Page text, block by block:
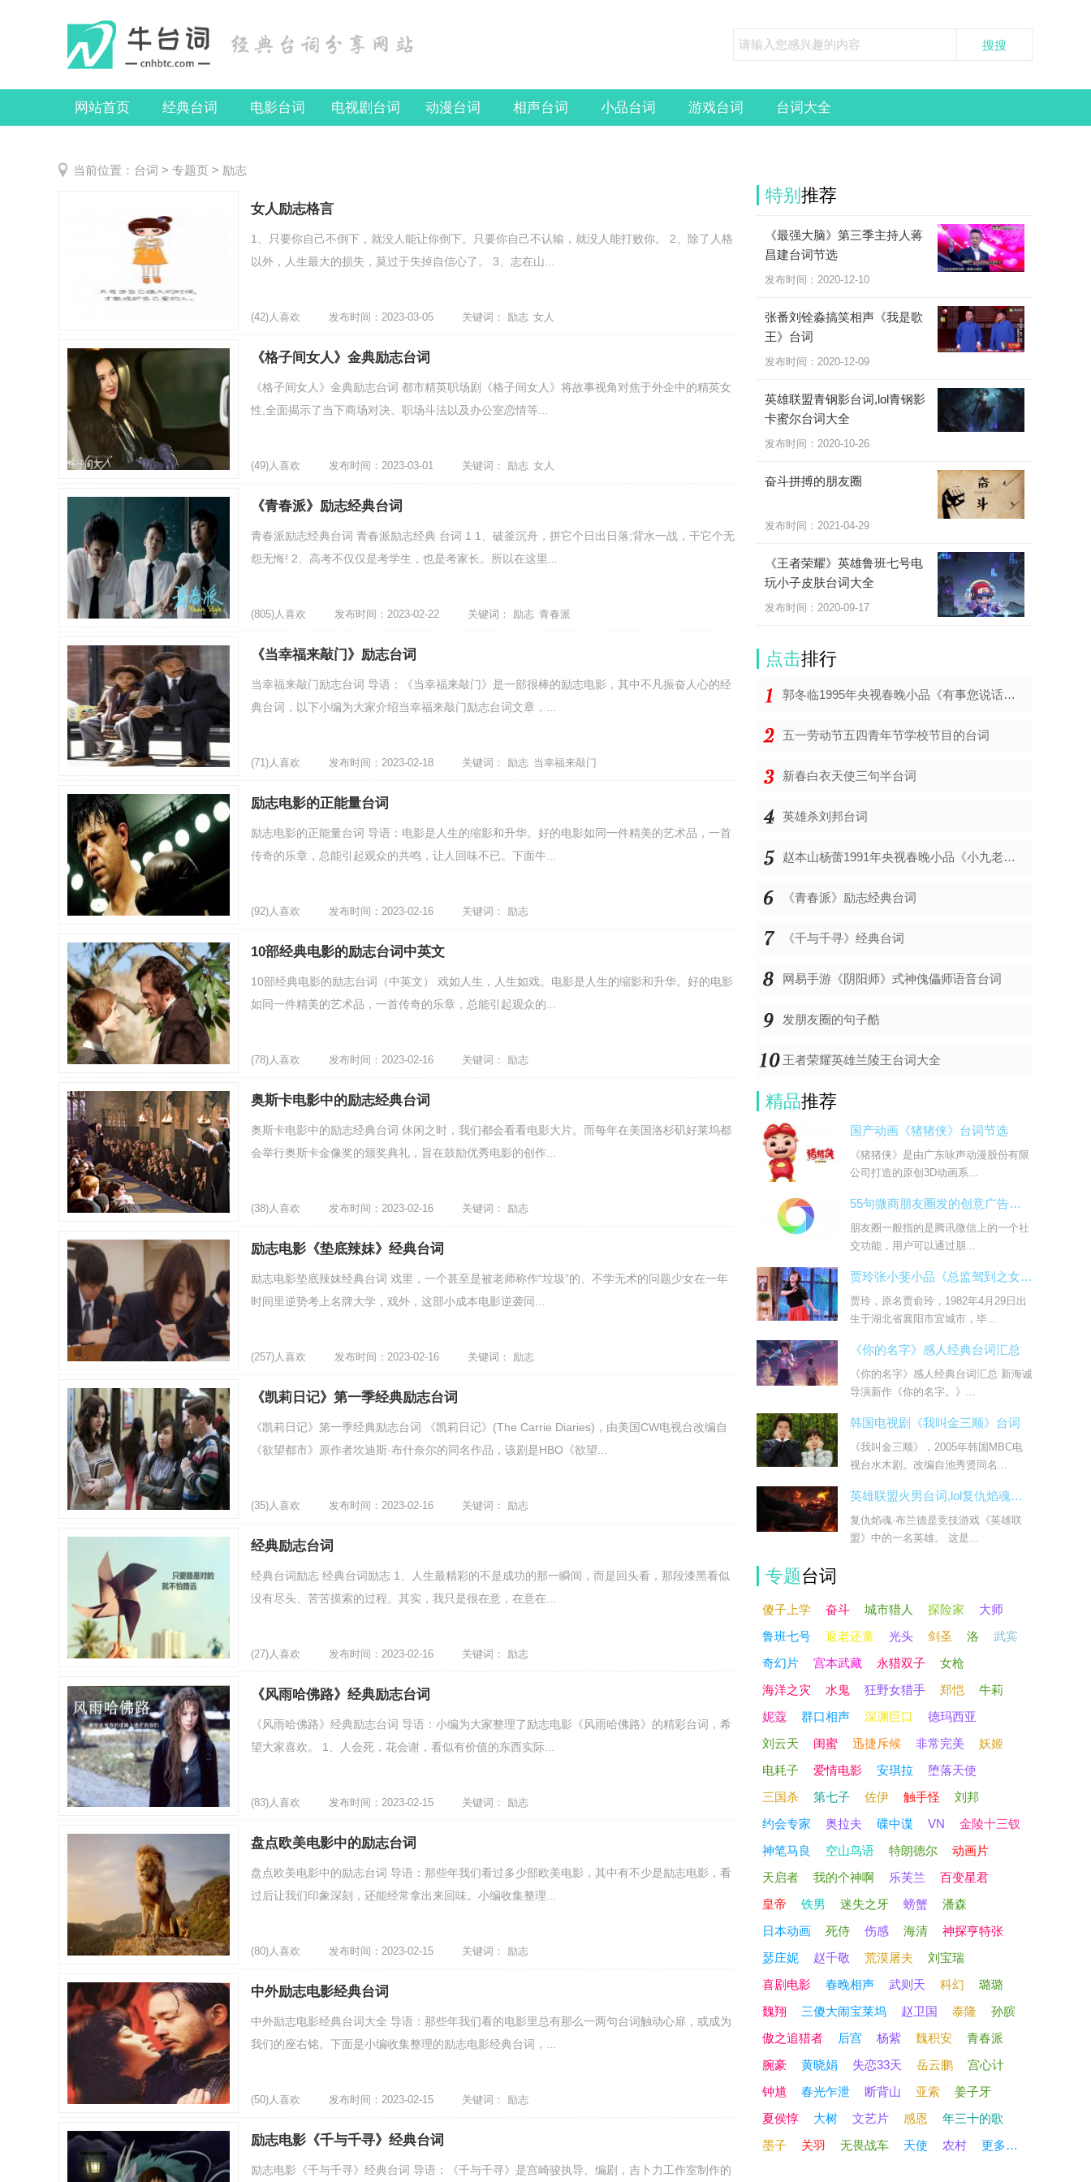
网站首页 经典台词 电影台词 电视剧台词 动漫台词 相声台词 小品台词 游戏台词 台词大全
当前位置： 台词 > 专题页 > 励志
女人励志格言
1、只要你自己不倒下，就没人能让你倒下。只要你自己不认输，就没人能打败你。 2、除了人格
以外，人生最大的损失，莫过于失掉自信心了。 3、志在山...
(42)人喜欢 发布时间：2023-03-05 关键词： 励志 女人
《格子间女人》金典励志台词
《格子间女人》金典励志台词 都市精英职场剧《格子间女人》将故事视角对焦于外企中的精英女
性,全面揭示了当下商场对决、职场斗法以及办公室恋情等...
(49)人喜欢 发布时间：2023-03-01 关键词： 励志 女人
《青春派》励志经典台词
青春派励志经典台词 青春派励志经典 台词 1 1、破釜沉舟，拼它个日出日落;背水一战，干它个无
怨无悔! 2、高考不仅仅是考学生，也是考家长。所以在这里...
(805)人喜欢 发布时间：2023-02-22 关键词： 励志 青春派
《当幸福来敲门》励志台词
当幸福来敲门励志台词 导语：《当幸福来敲门》是一部很棒的励志电影，其中不凡振奋人心的经
典台词，以下小编为大家介绍当幸福来敲门励志台词文章，...
(71)人喜欢 发布时间：2023-02-18 关键词： 励志 当幸福来敲门
励志电影的正能量台词
励志电影的正能量台词 导语：电影是人生的缩影和升华。好的电影如同一件精美的艺术品，一首
传奇的乐章，总能引起观众的共鸣，让人回味不已。下面牛...
(92)人喜欢 发布时间：2023-02-16 关键词： 励志
10部经典电影的励志台词中英文
10部经典电影的励志台词（中英文） 戏如人生，人生如戏。电影是人生的缩影和升华。好的电影
如同一件精美的艺术品，一首传奇的乐章，总能引起观众的...
(78)人喜欢 发布时间：2023-02-16 关键词： 励志
奥斯卡电影中的励志经典台词
奥斯卡电影中的励志经典台词 休闲之时，我们都会看看电影大片。而每年在美国洛杉矶好莱坞都
会举行奥斯卡金像奖的颁奖典礼，旨在鼓励优秀电影的创作...
(38)人喜欢 发布时间：2023-02-16 关键词： 励志
励志电影《垫底辣妹》经典台词
励志电影垫底辣妹经典台词 戏里，一个甚至是被老师称作“垃圾”的、不学无术的问题少女在一年
时间里逆势考上名牌大学，戏外，这部小成本电影逆袭同...
(257)人喜欢 发布时间：2023-02-16 关键词： 励志
《凯莉日记》第一季经典励志台词
《凯莉日记》第一季经典励志台词 《凯莉日记》(The Carrie Diaries)，由美国CW电视台改编自
《欲望都市》原作者坎迪斯·布什奈尔的同名作品，该剧是HBO《欲望...
(35)人喜欢 发布时间：2023-02-16 关键词： 励志
经典励志台词
经典台词励志 经典台词励志 1、人生最精彩的不是成功的那一瞬间，而是回头看，那段漆黑看似
没有尽头、苦苦摸索的过程。其实，我只是很在意，在意在...
(27)人喜欢 发布时间：2023-02-16 关键词： 励志
《风雨哈佛路》经典励志台词
《风雨哈佛路》经典励志台词 导语：小编为大家整理了励志电影《风雨哈佛路》的精彩台词，希
望大家喜欢。 1、人会死，花会谢，看似有价值的东西实际...
(83)人喜欢 发布时间：2023-02-15 关键词： 励志
盘点欧美电影中的励志台词
盘点欧美电影中的励志台词 导语：那些年我们看过多少部欧美电影，其中有不少是励志电影，看
过后让我们印象深刻，还能经常拿出来回味。小编收集整理...
(80)人喜欢 发布时间：2023-02-15 关键词： 励志
中外励志电影经典台词
中外励志电影经典台词大全 导语：那些年我们看的电影里总有那么一两句台词触动心扉，或成为
我们的座右铭。下面是小编收集整理的励志电影经典台词，...
(50)人喜欢 发布时间：2023-02-15 关键词： 励志
励志电影《千与千寻》经典台词
励志电影《千与千寻》经典台词 导语：《千与千寻》是宫崎骏执导、编剧，吉卜力工作室制作的
特别 推荐
《最强大脑》第三季主持人蒋
昌建台词节选
发布时间：2020-12-10
张番刘铨淼搞笑相声《我是歌
王》台词
发布时间：2020-12-09
英雄联盟青钢影台词,lol青钢影
卡蜜尔台词大全
发布时间：2020-10-26
奋斗拼搏的朋友圈
发布时间：2021-04-29
《王者荣耀》英雄鲁班七号电
玩小子皮肤台词大全
发布时间：2020-09-17
点击排行
郭冬临1995年央视春晚小品《有事您说话》台词
五一劳动节五四青年节学校节目的台词
新春白衣天使三句半台词
英雄杀刘邦台词
赵本山杨蕾1991年央视春晚小品《小九老乐》台词剧本
《青春派》励志经典台词
《千与千寻》经典台词
网易手游《阴阳师》式神傀儡师语音台词
发朋友圈的句子酷
王者荣耀英雄兰陵王台词大全
精品推荐
国产动画《猪猪侠》台词节选
《猪猪侠》是由广东咏声动漫股份有限
公司打造的原创3D动画系...
55句微商朋友圈发的创意广告台词
朋友圈一般指的是腾讯微信上的一个社
交功能，用户可以通过朋...
贾玲张小斐小品《总监驾到之女人的复仇》台词
贾玲，原名贾俞玲，1982年4月29日出
生于湖北省襄阳市宜城市，毕...
《你的名字》感人经典台词汇总
《你的名字》感人经典台词汇总 新海诚
导演新作《你的名字。》...
韩国电视剧《我叫金三顺》台词
《我叫金三顺》，2005年韩国MBC电
视台水木剧。改编自池秀贤同名...
英雄联盟火男台词,lol复仇焰魂布兰德台词大全
复仇焰魂·布兰德是竞技游戏《英雄联
盟》中的一名英雄。 这是...
专题台词
傻子上学 奋斗 城市猎人 探险家
大师
鲁班七号
返老还童 光头 剑圣 洛
武宾
奇幻片
宫本武藏 永猎双子
女枪
海洋之灾
水鬼 狂野女猎手 郑恺
牛莉
妮蔻
群口相声 深渊巨口
德玛西亚
刘云天
闺蜜 迅捷斥候 非常完美
妖姬
电耗子
爱情电影 安琪拉
堕落天使
三国杀
第七子 佐伊 触手怪
刘邦
约会专家
奥拉夫 碟中谍 VN
金陵十三钗
神笔马良
空山鸟语 特朗德尔
动画片
天启者
我的个神啊 乐芙兰
百变星君
皇帝
铁男 迷失之牙 螃蟹
潘森
日本动画
死侍 伤感 海清
神探亨特张
瑟庄妮
赵千敬 荒漠屠夫
刘宝瑞
喜剧电影
春晚相声 武则天 科幻
璐璐
魏翔
三傻大闹宝莱坞 赵卫国 泰隆
孙膑
傲之追猎者
后宫 杨紫 魏积安
青春派
腕豪
黄晓娟 失恋33天 岳云鹏
宫心计
钟馗
春光乍泄 断背山 亚索
姜子牙
夏侯惇
大树 文艺片 感恩
年三十的歌
墨子
关羽 无畏战车 天使 农村 更多…